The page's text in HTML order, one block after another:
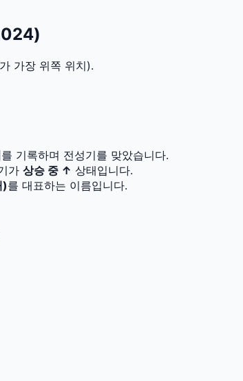
가장 위쪽 위치).
를 기록하며 전성기를 맞았습니다.
가 상승 중 ↑ 상태입니다.
)를 대표하는 이름입니다.